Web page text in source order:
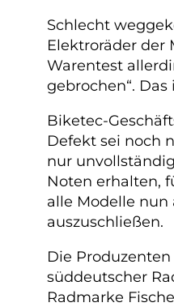
Schlecht
Elektroräder der
Warentest
gebrochen“.
Biketec-
Defekt sei noch
nur
Noten erhalten,
alle Modelle nun
auszuschließen.
Die
süddeutscher
Radmarke